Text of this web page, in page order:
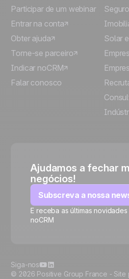
Participar de um webinar
Entrar na conta
Obter ajuda
Torne-se parceiro
Indicar noCRM
Falar conosco
Solar
Ajudamos a fechar
negócios!
Subscreva a nossa
E receba as últimas
noCRM
© 2026 Positive Group France - Site
Siga-nos